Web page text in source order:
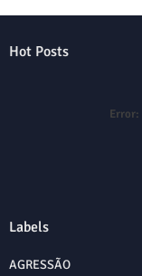
Hot Posts
Error:
Labels
AGRESSÃO